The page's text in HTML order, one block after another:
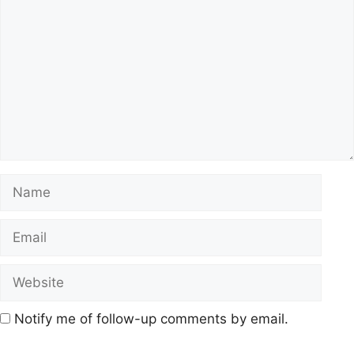
Notify me of follow-up comments by email.